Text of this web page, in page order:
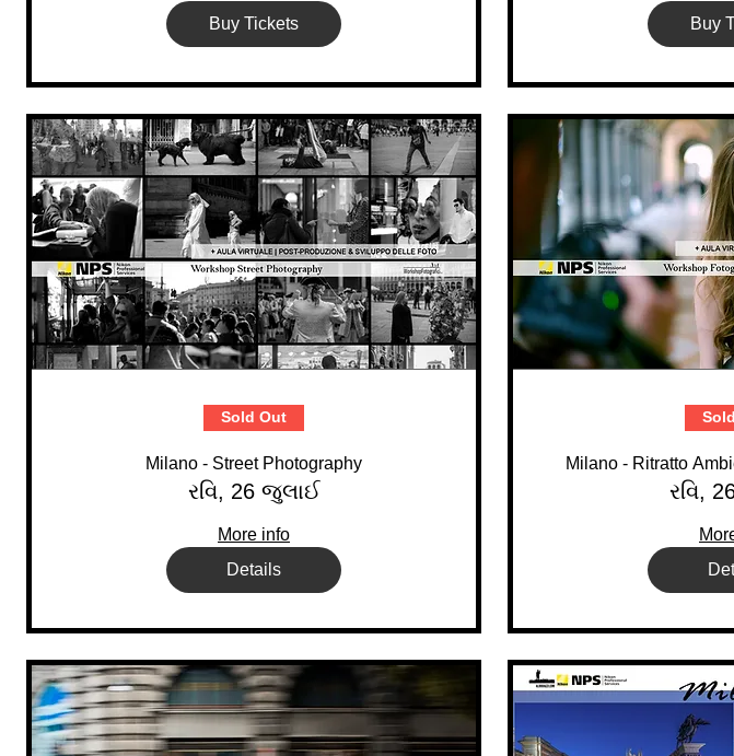
Buy Tickets
Buy
Sold Out
Milano - Street Photography
રવિ, 26 જુલાઈ
More info
Details
Milano - Ritratto
રવિ,